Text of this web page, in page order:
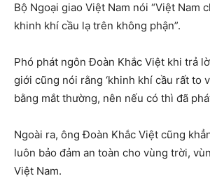
Bộ Ngoại giao Việt Nam nói “Việt Nam
khinh khí cầu lạ trên không phận”.
Phó phát ngôn Đoàn Khắc Việt khi trả
giới cũng nói rằng ‘khinh khí cầu rất to
bằng mắt thường, nên nếu có thì đã
Ngoài ra, ông Đoàn Khắc Việt cũng
luôn bảo đảm an toàn cho vùng trời,
Việt Nam.